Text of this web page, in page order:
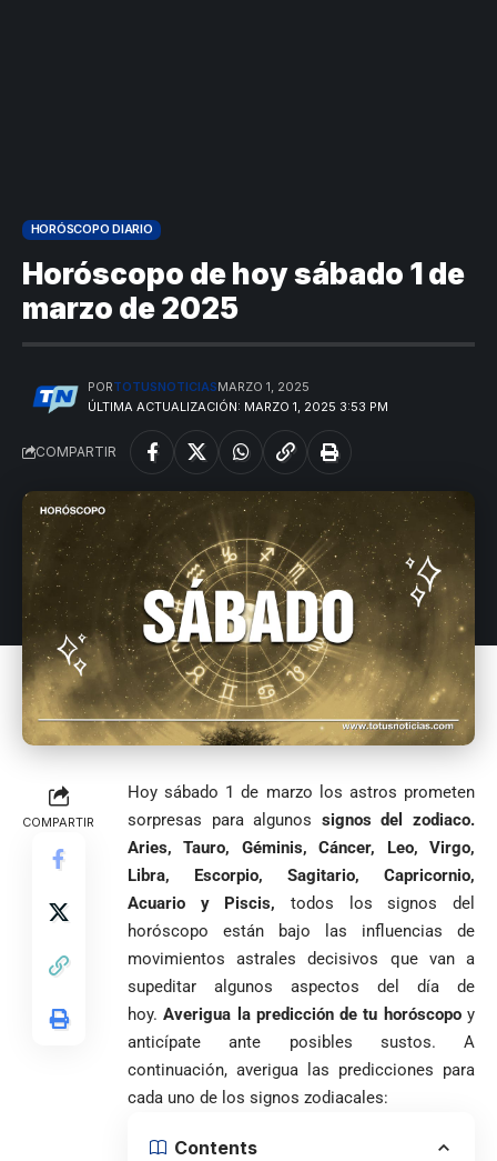
HORÓSCOPO DIARIO
Horóscopo de hoy sábado 1 de
marzo de 2025
ÚLTIMA ACTUALIZACIÓN: MARZO 1, 2025 3:53 PM
PORTOTUSNOTICIASMARZO 1, 2025
COMPARTIR
COMPARTIR
Hoy sábado 1 de marzo los astros prometen
sorpresas para algunos signos del zodiaco.
Aries, Tauro, Géminis, Cáncer, Leo, Virgo,
Libra, Escorpio, Sagitario, Capricornio,
Acuario y Piscis, todos los signos del
horóscopo están bajo las influencias de
movimientos astrales decisivos que van a
supeditar algunos aspectos del día de
hoy.Averigua la predicción de tu horóscopoy
anticípate ante posibles sustos. A
continuación, averigua las predicciones para
cada uno de los signos zodiacales:
Contents